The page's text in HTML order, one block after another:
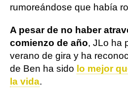
rumoreándose que había
A pesar de no haber
comienzo de año, JLo ha
verano de gira y ha
de Ben ha sido lo mejor
la vida.